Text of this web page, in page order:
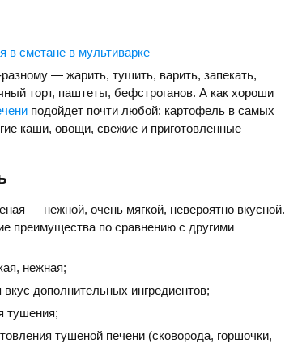
в сметане в мультиварке
— жарить, тушить, варить, запекать,
торт, паштеты, бефстроганов. А как хороши
подойдет почти любой: картофель в самых
каши, овощи, свежие и приготовленные
— нежной, очень мягкой, невероятно вкусной.
преимущества по сравнению с другими
нежная;
дополнительных ингредиентов;
тушения;
тушеной печени (сковорода, горшочки,